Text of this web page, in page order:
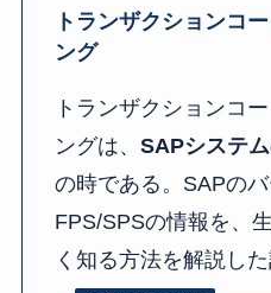
トランザクションコ
ング
トランザクションコ
ングは、 SAPシステ
の時である。SAPの
FPS/SPSの情報を、
く知る方法を解説した